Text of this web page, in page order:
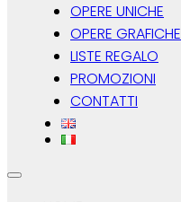
OPERE UNICHE
OPERE GRAFICHE
LISTE REGALO
PROMOZIONI
CONTATTI